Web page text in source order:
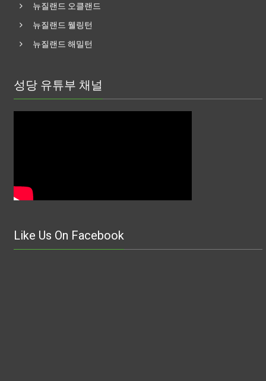
뉴질랜드 오클랜드
뉴질랜드 웰링턴
뉴질랜드 해밀턴
성당 유튜부 채널
Like Us On Facebook